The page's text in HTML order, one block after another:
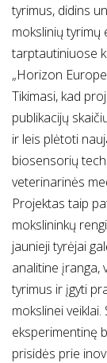
tyrimus, didins
mokslinių tyrimų
tarptautiniuose
„Horizon
Tikimasi, kad
publikacijų
ir leis plėtoti
biosensorių
veterinarinės
Projektas taip
mokslininkų
jaunieji tyrėjai
analitine įranga,
tyrimus ir įgyti
mokslinei
eksperimentinę
prisidės prie